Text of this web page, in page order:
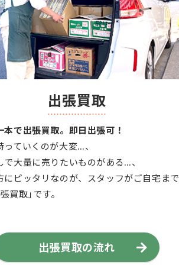
出張買取
本で出張買取。即日出張可！
っていくのが大変…、
で大量に売りたいものがある…、
にピッタリなのが、スタッフがご自宅まで
買取｣です。
出張買取の流れ